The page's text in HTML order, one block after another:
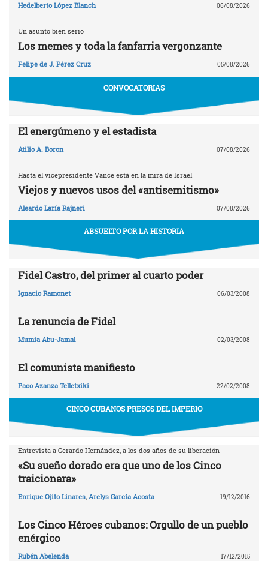
Hedelberto López Blanch 06/08/2026
Un asunto bien serio
Los memes y toda la fanfarria vergonzante
Felipe de J. Pérez Cruz 05/08/2026
CONVOCATORIAS
El energúmeno y el estadista
Atilio A. Boron 07/08/2026
Hasta el vicepresidente Vance está en la mira de Israel
Viejos y nuevos usos del «antisemitismo»
Aleardo Laría Rajneri 07/08/2026
ABSUELTO POR LA HISTORIA
Fidel Castro, del primer al cuarto poder
Ignacio Ramonet 06/03/2008
La renuncia de Fidel
Mumia Abu-Jamal 02/03/2008
El comunista manifiesto
Paco Azanza Telletxiki 22/02/2008
CINCO CUBANOS PRESOS DEL IMPERIO
Entrevista a Gerardo Hernández, a los dos años de su liberación
«Su sueño dorado era que uno de los Cinco
traicionara»
Enrique Ojito Linares, Arelys García Acosta 19/12/2016
Los Cinco Héroes cubanos: Orgullo de un pueblo
enérgico
Rubén Abelenda 17/12/2015